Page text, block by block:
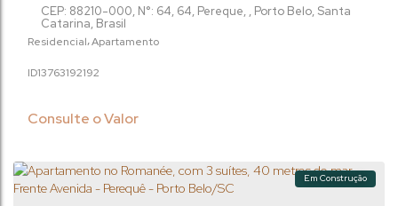
Residencial Apartamento
Consulte o Valor
2192
1376319
CEP: 88210-000, N°: 64, 64, Pereque , Porto Belo, Santa
Catarina, Brasil
Em Construção